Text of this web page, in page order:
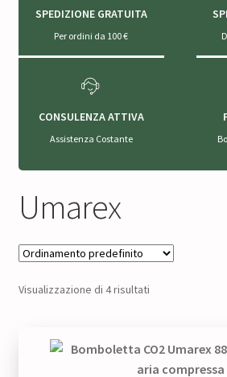
SPEDIZIONE GRATUITA
Per ordini da 100 €
CONSULENZA ATTIVA
Assistenza Costante
Umarex
Visualizzazione di 4 risultati